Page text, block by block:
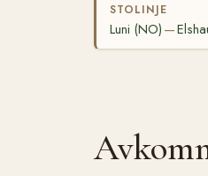
STOLINJE
Luni (NO) —